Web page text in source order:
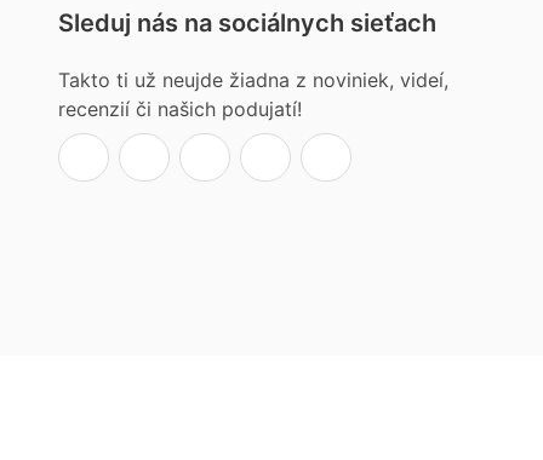
Sleduj nás na sociálnych sieťach
Takto ti už neujde žiadna z noviniek, videí,
recenzií či našich podujatí!